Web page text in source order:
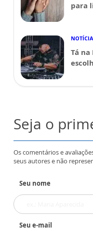
para
Tá na
Seja o
Os comentários e
seus autores e não
Seu nome
Seu e-mail